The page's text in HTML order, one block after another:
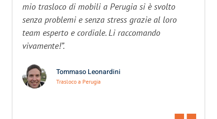
mio trasloco di mobili a Perugia si è svolto
senza problemi e senza stress grazie al loro
team esperto e cordiale. Li raccomando
vivamente!”.
Tommaso Leonardini
Trasloco a Perugia